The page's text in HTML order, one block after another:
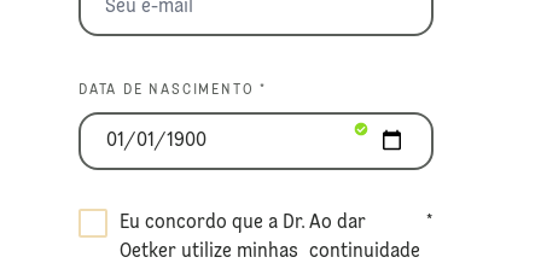
DATA DE NASCIMENTO *
Eu concordo que a Dr.
Oetker utilize minhas
Ao dar
continuidade
*